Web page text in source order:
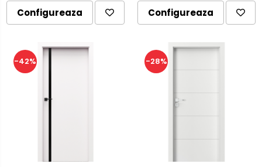
Configureaza Configureaza
-42% -28%